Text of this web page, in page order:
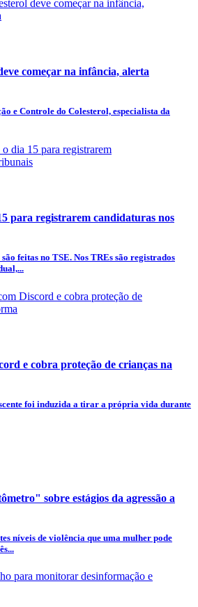
começar na infância, alerta
e Controle do Colesterol, especialista da
para registrarem candidaturas nos
feitas no TSE. Nos TREs são registrados
e cobra proteção de crianças na
foi induzida a tirar a própria vida durante
sobre estágios da agressão a
níveis de violência que uma mulher pode